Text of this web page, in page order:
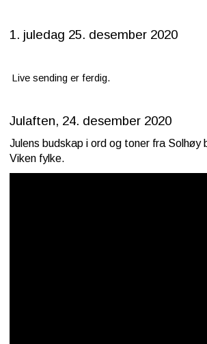
1. juledag 25. desember 2020
Live sending er ferdig.
Julaften, 24. desember 2020
Julens budskap i ord og toner fra Solhøy
Viken fylke.